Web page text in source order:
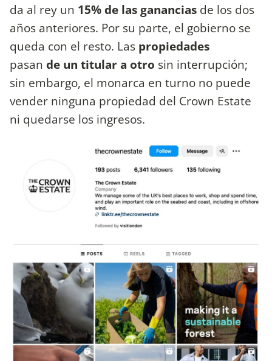
da al rey un 15% de las ganancias de los dos
años anteriores. Por su parte, el gobierno se
queda con el resto. Las propiedades
pasan de un titular a otro sin interrupción;
sin embargo, el monarca en turno no puede
vender ninguna propiedad del Crown Estate
ni quedarse los ingresos.